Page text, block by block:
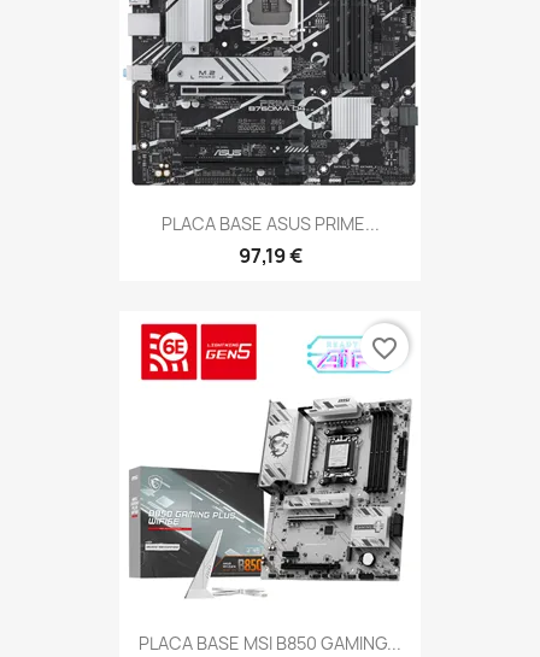
PLACA BASE ASUS PRIME...
97,19 €
PLACA BASE MSI B850 GAMING...
favorite_border